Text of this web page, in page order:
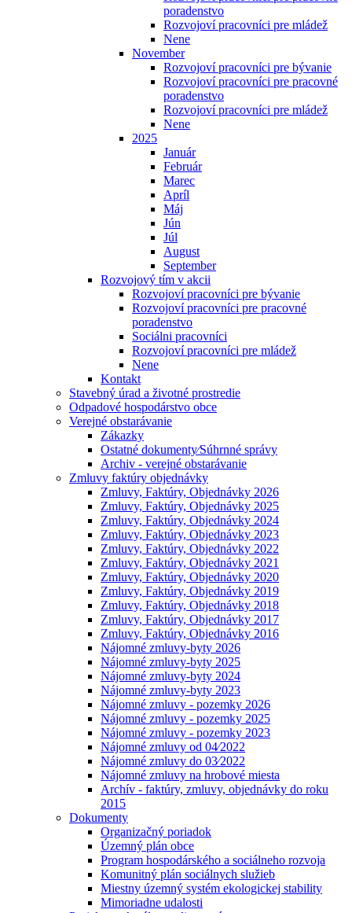
poradenstvo
Rozvojoví pracovníci pre mládež
Nene
November
Rozvojoví pracovníci pre bývanie
Rozvojoví pracovníci pre pracovné
poradenstvo
Rozvojoví pracovníci pre mládež
Nene
2025
Január
Február
Marec
Apríl
Máj
Jún
Júl
August
September
Rozvojový tím v akcii
Rozvojoví pracovníci pre bývanie
Rozvojoví pracovníci pre pracovné
poradenstvo
Sociálni pracovníci
Rozvojoví pracovníci pre mládež
Nene
Kontakt
Stavebný úrad a životné prostredie
Odpadové hospodárstvo obce
Verejné obstarávanie
Zákazky
Ostatné dokumenty⁄Súhrnné správy
Archiv - verejné obstarávanie
Zmluvy faktúry objednávky
Zmluvy, Faktúry, Objednávky 2026
Zmluvy, Faktúry, Objednávky 2025
Zmluvy, Faktúry, Objednávky 2024
Zmluvy, Faktúry, Objednávky 2023
Zmluvy, Faktúry, Objednávky 2022
Zmluvy, Faktúry, Objednávky 2021
Zmluvy, Faktúry, Objednávky 2020
Zmluvy, Faktúry, Objednávky 2019
Zmluvy, Faktúry, Objednávky 2018
Zmluvy, Faktúry, Objednávky 2017
Zmluvy, Faktúry, Objednávky 2016
Nájomné zmluvy-byty 2026
Nájomné zmluvy-byty 2025
Nájomné zmluvy-byty 2024
Nájomné zmluvy-byty 2023
Nájomné zmluvy - pozemky 2026
Nájomné zmluvy - pozemky 2025
Nájomné zmluvy - pozemky 2023
Nájomné zmluvy od 04⁄2022
Nájomné zmluvy do 03⁄2022
Nájomné zmluvy na hrobové miesta
Archív - faktúry, zmluvy, objednávky do roku
2015
Dokumenty
Organizačný poriadok
Územný plán obce
Program hospodárského a sociálneho rozvoja
Komunitný plán sociálnych služieb
Miestny územný systém ekologickej stability
Mimoriadne udalosti